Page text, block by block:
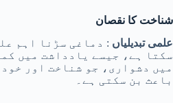
شناخت کا نقصان
علمی تبدیلیاں : دماغی سڑنا اہم
سکتا ہے، جیسے یادداشت میں
میں دشواری، جو شناخت اور
باعث بن سکتی ہے۔